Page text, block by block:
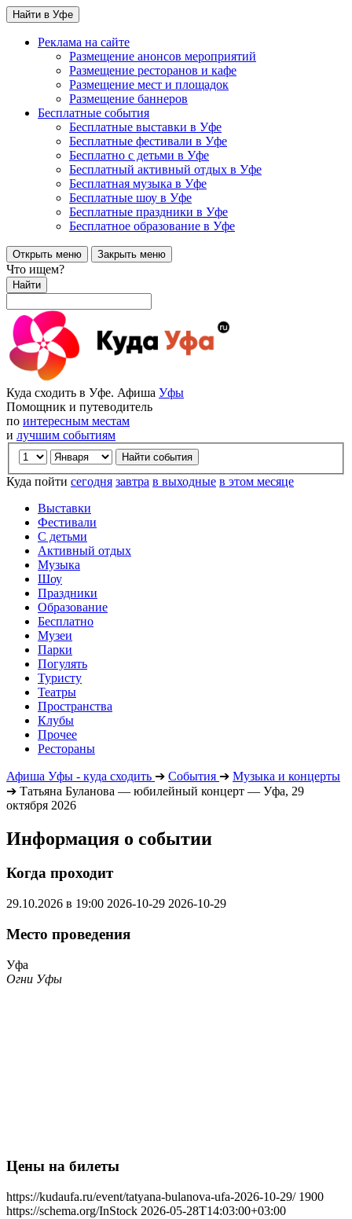
Найти в Уфе
Реклама на сайте
Размещение анонсов мероприятий
Размещение ресторанов и кафе
Размещение мест и площадок
Размещение баннеров
Бесплатные события
Бесплатные выставки в Уфе
Бесплатные фестивали в Уфе
Бесплатно с детьми в Уфе
Бесплатный активный отдых в Уфе
Бесплатная музыка в Уфе
Бесплатные шоу в Уфе
Бесплатные праздники в Уфе
Бесплатное образование в Уфе
Открыть меню Закрыть меню
Что ищем?
Найти
Куда сходить в Уфе. Афиша Уфы
Помощник и путеводитель
по интересным местам
и лучшим событиям
Куда пойти сегодня завтра в выходные в этом месяце
Выставки
Фестивали
С детьми
Активный отдых
Музыка
Шоу
Праздники
Образование
Бесплатно
Музеи
Парки
Погулять
Туристу
Театры
Пространства
Клубы
Прочее
Рестораны
Афиша Уфы - куда сходить ➔ События ➔ Музыка и концерты
➔ Татьяна Буланова — юбилейный концерт — Уфа, 29
октября 2026
Информация о событии
Когда проходит
29.10.2026 в 19:00 2026-10-29 2026-10-29
Место проведения
Уфа
Огни Уфы
Цены на билеты
https://kudaufa.ru/event/tatyana-bulanova-ufa-2026-10-29/ 1900
https://schema.org/InStock 2026-05-28T14:03:00+03:00